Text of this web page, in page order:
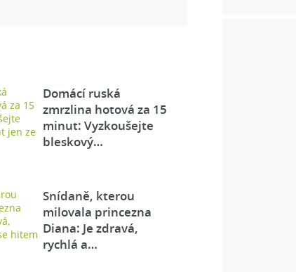
Domácí ruská
zmrzlina hotová za 15
minut: Vyzkoušejte
bleskový…
Snídaně, kterou
milovala princezna
Diana: Je zdravá,
rychlá a…